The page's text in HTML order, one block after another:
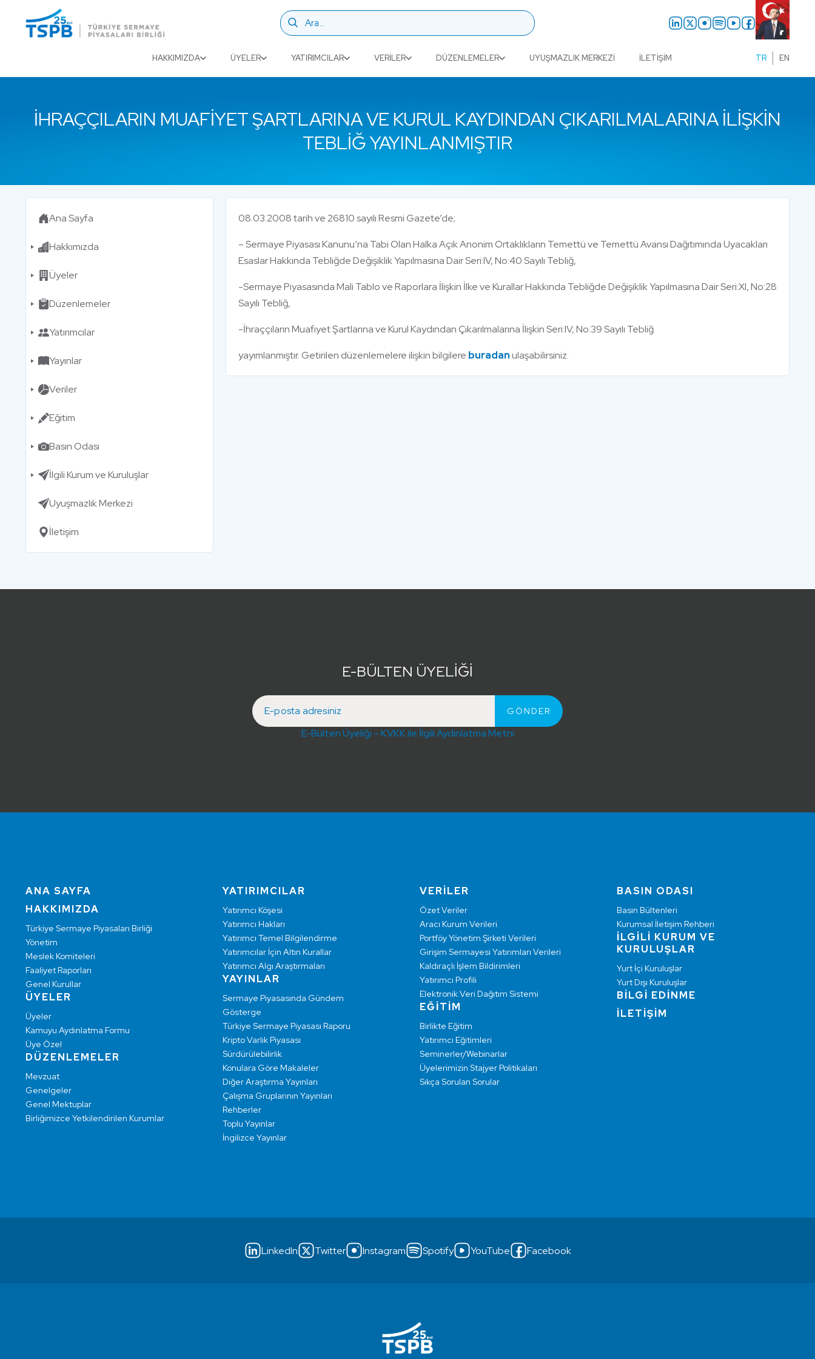
HAKKIMIZDA ÜYELER YATIRIMCILAR VERILER DÜZENLEMELER UYUŞMAZLIK MERKEZI İLETIŞIM TR EN
İHRAÇÇILARIN MUAFIYET ŞARTLARINA VE KURUL KAYDINDAN ÇIKARILMALARINA İLIŞKIN
TEBLIĞ YAYINLANMIŞTIR
Ana Sayfa
Hakkımızda
Üyeler
Düzenlemeler
Yatırımcılar
Yayınlar
Veriler
Eğitim
Basın Odası
İlgili Kurum ve Kuruluşlar
Uyuşmazlık Merkezi
İletişim
08.03.2008 tarih ve 26810 sayılı Resmi Gazete’de;
– Sermaye Piyasası Kanunu’na Tabi Olan Halka Açık Anonim Ortaklıkların Temettü ve Temettü Avansı Dağıtımında Uyacakları
Esaslar Hakkında Tebliğde Değişiklik Yapılmasına Dair Seri:IV, No:40 Sayılı Tebliğ,
-Sermaye Piyasasında Mali Tablo ve Raporlara İlişkin İlke ve Kurallar Hakkında Tebliğde Değişiklik Yapılmasına Dair Seri:XI, No:28
Sayılı Tebliğ,
-İhraççıların Muafiyet Şartlarına ve Kurul Kaydından Çıkarılmalarına İlişkin Seri:IV, No:39 Sayılı Tebliğ
yayımlanmıştır. Getirilen düzenlemelere ilişkin bilgilere buradanulaşabilirsiniz.
E-BÜLTEN ÜYELİĞİ
E-Bülten Üyeliği – KVKK ile İlgili Aydınlatma Metni
ANA SAYFA
HAKKIMIZDA
Türkiye Sermaye Piyasaları Birliği
Yönetim
Meslek Komiteleri
Faaliyet Raporları
Genel Kurullar
ÜYELER
Üyeler
Kamuyu Aydınlatma Formu
Üye Özel
DÜZENLEMELER
Mevzuat
Genelgeler
Genel Mektuplar
Birliğimizce Yetkilendirilen Kurumlar
YATIRIMCILAR
Yatırımcı Köşesi
Yatırımcı Hakları
Yatırımcı Temel Bilgilendirme
Yatırımcılar İçin Altın Kurallar
Yatırımcı Algı Araştırmaları
YAYINLAR
Sermaye Piyasasında Gündem
Gösterge
Türkiye Sermaye Piyasası Raporu
Kripto Varlık Piyasası
Sürdürülebilirlik
Konulara Göre Makaleler
Diğer Araştırma Yayınları
Çalışma Gruplarının Yayınları
Rehberler
Toplu Yayınlar
İngilizce Yayınlar
VERİLER
Özet Veriler
Aracı Kurum Verileri
Portföy Yönetim Şirketi Verileri
Girişim Sermayesi Yatırımları Verileri
Kaldıraçlı İşlem Bildirimleri
Yatırımcı Profili
Elektronik Veri Dağıtım Sistemi
EĞİTİM
Birlikte Eğitim
Yatırımcı Eğitimleri
Seminerler/Webinarlar
Üyelerimizin Stajyer Politikaları
Sıkça Sorulan Sorular
BASIN ODASI
Basın Bültenleri
Kurumsal İletişim Rehberi
İLGİLİ KURUM VE
KURULUŞLAR
Yurt İçi Kuruluşlar
Yurt Dışı Kuruluşlar
BİLGİ EDİNME
İLETİŞİM
LinkedIn Twitter Instagram Spotify YouTube Facebook